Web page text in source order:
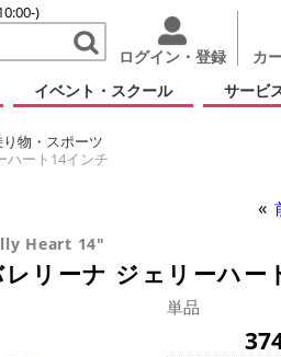
)
ログイン・登録 カ
イベント・スクール サービ
物・スポーツ
ハート14インチ
Heart 14"
リーナ ジェリーハー
単品